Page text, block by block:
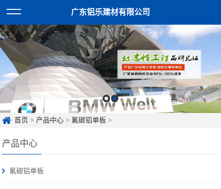
广东铝乐建材有限公司
首页 > 产品中心 > 氟碳铝单板 >
产品中心
氟碳铝单板